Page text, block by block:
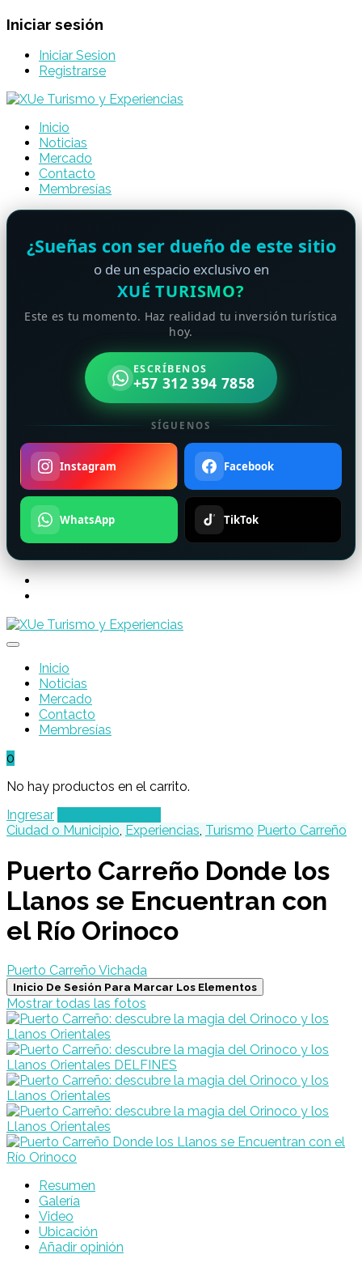
Iniciar sesión
Iniciar Sesion
Registrarse
Inicio
Noticias
Mercado
Contacto
Membresías
¿Sueñas con ser dueño de este sitio
o de un espacio exclusivo en
XUÉ TURISMO?
Este es tu momento. Haz realidad tu inversión turística
hoy.
ESCRÍBENOS
+57 312 394 7858
SÍGUENOS
Instagram Facebook
WhatsApp TikTok
Inicio
Noticias
Mercado
Contacto
Membresías
0
No hay productos en el carrito.
Ingresar
Ciudad o Municipio, Experiencias, Turismo Puerto Carreño
Puerto Carreño Donde los
Llanos se Encuentran con
el Río Orinoco
Puerto Carreño Vichada
Inicio De Sesión Para Marcar Los Elementos
Mostrar todas las fotos
Resumen
Galería
Video
Ubicación
Añadir opinión